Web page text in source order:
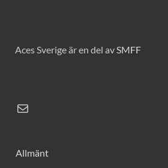
Aces Sverige är en del avSMFF
Allmänt